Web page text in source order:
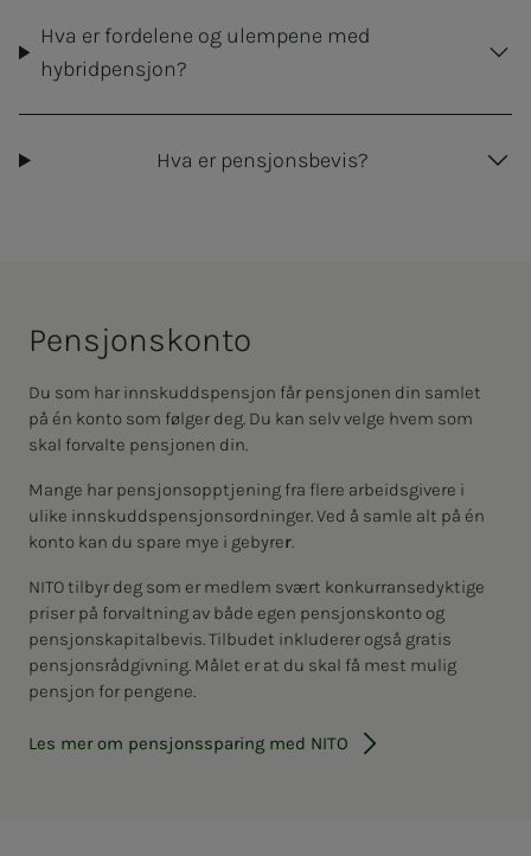
Hva er fordelene og ulempene med
hybridpensjon?
Hva er pensjonsbevis?
Pen­­­sjons­­­kon­to
Du som har innskuddspensjon får pensjonen din samlet
på én konto som følger deg. Du kan selv velge hvem som
skal forvalte pensjonen din.
Mange har pensjonsopptjening fra flere arbeidsgivere i
ulike innskuddspensjonsordninger. Ved å samle alt på én
konto kan du spare mye i gebyrer.
NITO tilbyr deg som er medlem svært konkurransedyktige
priser på forvaltning av både egen pensjonskonto og
pensjonskapitalbevis. Tilbudet inkluderer også gratis
pensjonsrådgivning. Målet er at du skal få mest mulig
pensjon for pengene.
Les mer om pensjonssparing med NITO